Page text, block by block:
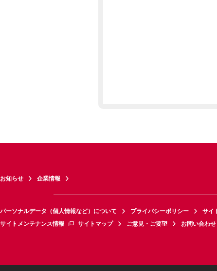
お知らせ 企業情報
パーソナルデータ（個人情報など）について プライバシーポリシー サイ
サイトメンテナンス情報
サイトマップ ご意見・ご要望 お問い合わせ